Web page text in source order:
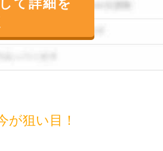
て詳細を
が狙い目！